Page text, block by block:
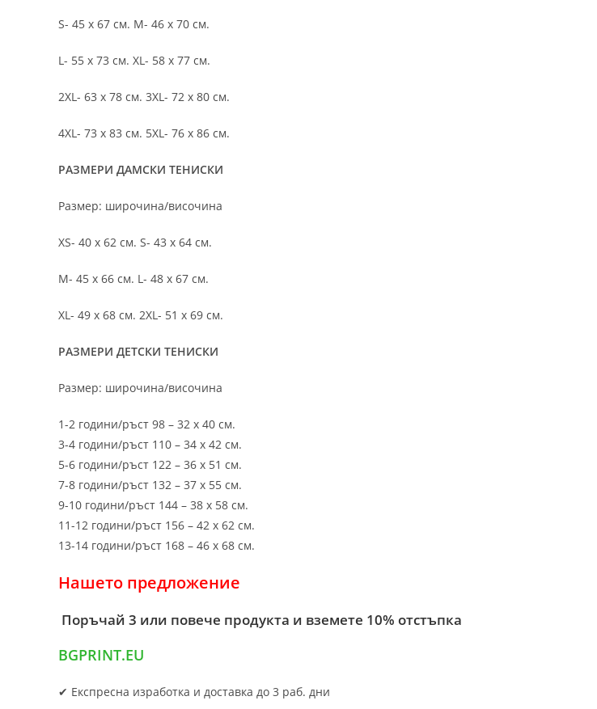
S- 45 х 67 см. M- 46 х 70 см.
L- 55 х 73 см. XL- 58 х 77 см.
2XL- 63 х 78 см. 3XL- 72 х 80 см.
4XL- 73 х 83 см. 5XL- 76 х 86 см.
РАЗМЕРИ ДАМСКИ ТЕНИСКИ
Размер: широчина/височина
XS- 40 х 62 см. S- 43 х 64 см.
M- 45 х 66 см. L- 48 х 67 см.
XL- 49 х 68 см. 2XL- 51 х 69 см.
РАЗМЕРИ ДЕТСКИ ТЕНИСКИ
Размер: широчина/височина
1-2 години/ръст 98 – 32 х 40 см.
3-4 години/ръст 110 – 34 х 42 см.
5-6 години/ръст 122 – 36 х 51 см.
7-8 години/ръст 132 – 37 х 55 см.
9-10 години/ръст 144 – 38 х 58 см.
11-12 години/ръст 156 – 42 x 62 см.
13-14 години/ръст 168 – 46 х 68 см.
Нашето предложение
Поръчай 3 или повече продукта и вземете 10% отстъпка
BGPRINT.EU
✔ Експресна изработка и доставка до 3 раб. дни